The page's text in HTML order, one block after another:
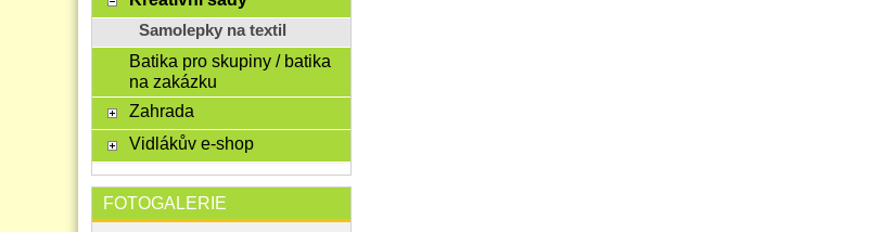
Samolepky na textil
Batika pro skupiny / batika
na zakázku
Zahrada
Vidlákův e-shop
FOTOGALERIE